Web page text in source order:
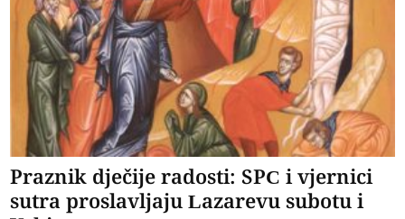
Praznik dječije radosti: SPC i vjernici
sutra proslavljaju Lazarevu subotu i